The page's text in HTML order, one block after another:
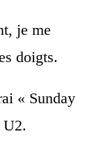
je me
doigts.
« Sunday